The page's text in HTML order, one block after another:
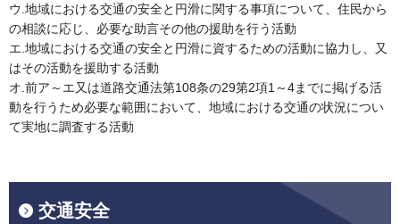
ウ.地域における交通の安全と円滑に関する事項について、住民から
の相談に応じ、必要な助言その他の援助を行う活動
エ.地域における交通の安全と円滑に資するための活動に協力し、又
はその活動を援助する活動
オ.前ア～エ又は道路交通法第108条の29第2項1～4までに掲げる活
動を行うため必要な範囲において、地域における交通の状況につい
て実地に調査する活動
交通安全